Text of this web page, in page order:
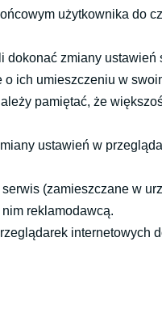
użytkownika do
dokonać zmiany
ich umieszczeniu w
pamiętać, że
ustawień w
(zamieszczane w
reklamodawcą.
internetowych